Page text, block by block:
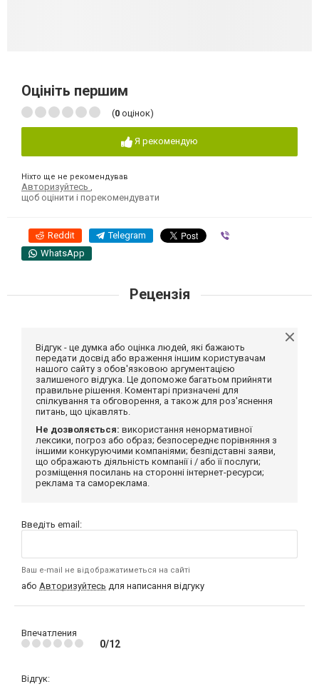
Оцініть першим
(0 оцінок)
Я рекомендую
Ніхто ще не рекомендував
Авторизуйтесь
щоб оцінити і порекомендувати
Reddit Telegram
WhatsApp
Рецензія
Відгук - це думка або оцінка людей, які бажають
передати досвід або враження іншим користувачам
нашого сайту з обов'язковою аргументацією
залишеного відгука. Це допоможе багатьом прийняти
правильне рішення. Коментарі призначені для
спілкування та обговорення, а також для роз'яснення
питань, що цікавлять.
Не дозволяється: використання ненормативної
лексики, погроз або образ; безпосереднє порівняння з
іншими конкуруючими компаніями; безпідставні заяви,
що ображають діяльність компанії і / або її послуги;
розміщення посилань на сторонні інтернет-ресурси;
реклама та самореклама.
Введіть email:
Ваш e-mail не відображатиметься на сайті
або Авторизуйтесь для написання відгуку
Впечатления
0/12
Відгук: